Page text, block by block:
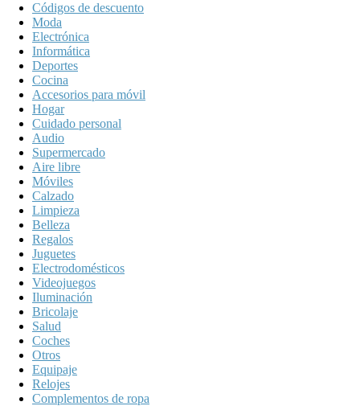
Códigos de descuento
Moda
Electrónica
Informática
Deportes
Cocina
Accesorios para móvil
Hogar
Cuidado personal
Audio
Supermercado
Aire libre
Móviles
Calzado
Limpieza
Belleza
Regalos
Juguetes
Electrodomésticos
Videojuegos
Iluminación
Bricolaje
Salud
Coches
Otros
Equipaje
Relojes
Complementos de ropa